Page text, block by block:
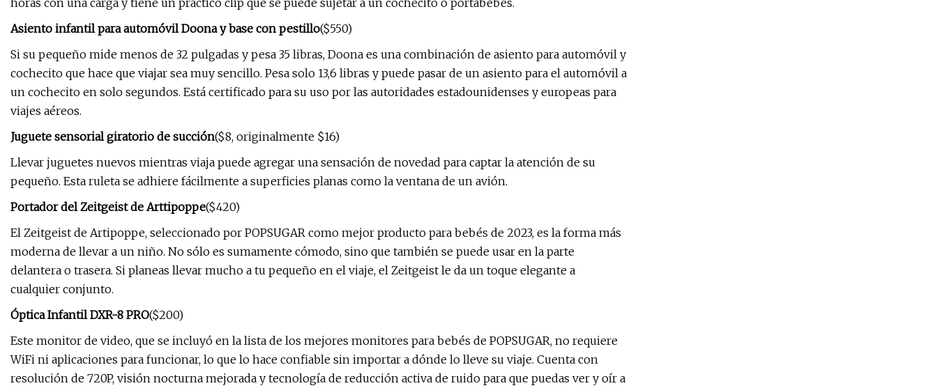
horas con una carga y tiene un práctico clip que se puede sujetar a un cochecito o portabebés.
Asiento infantil para automóvil Doona y base con pestillo($550)
Si su pequeño mide menos de 32 pulgadas y pesa 35 libras, Doona es una combinación de asiento para automóvil y
cochecito que hace que viajar sea muy sencillo. Pesa solo 13,6 libras y puede pasar de un asiento para el automóvil a
un cochecito en solo segundos. Está certificado para su uso por las autoridades estadounidenses y europeas para
viajes aéreos.
Juguete sensorial giratorio de succión($8, originalmente $16)
Llevar juguetes nuevos mientras viaja puede agregar una sensación de novedad para captar la atención de su
pequeño. Esta ruleta se adhiere fácilmente a superficies planas como la ventana de un avión.
Portador del Zeitgeist de Arttipoppe($420)
El Zeitgeist de Artipoppe, seleccionado por POPSUGAR como mejor producto para bebés de 2023, es la forma más
moderna de llevar a un niño. No sólo es sumamente cómodo, sino que también se puede usar en la parte
delantera o trasera. Si planeas llevar mucho a tu pequeño en el viaje, el Zeitgeist le da un toque elegante a
cualquier conjunto.
Óptica Infantil DXR-8 PRO($200)
Este monitor de video, que se incluyó en la lista de los mejores monitores para bebés de POPSUGAR, no requiere
WiFi ni aplicaciones para funcionar, lo que lo hace confiable sin importar a dónde lo lleve su viaje. Cuenta con
resolución de 720P, visión nocturna mejorada y tecnología de reducción activa de ruido para que puedas ver y oír a